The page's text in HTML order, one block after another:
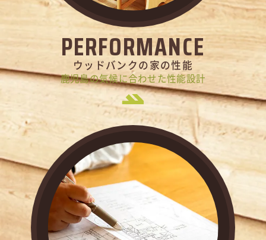
PERFORMANCE
ウッドバンクの家の性能
鹿児島の気候に合わせた性能設計